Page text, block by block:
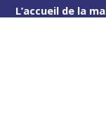
L’accueil de la